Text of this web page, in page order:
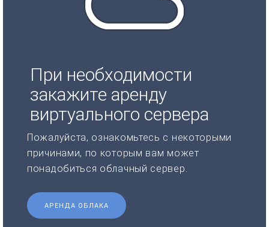
При необходимости
закажите аренду
виртуального сервера
Пожалуйста, ознакомьтесь с некоторыми
причинами, по которым вам может
понадобиться облачный сервер.
АРЕНДА ОБЛАКА